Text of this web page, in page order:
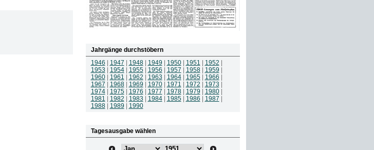
Jahrgänge durchstöbern
1946
1947 1948| 1949 1950| 1951 1952
1953
1954| 1955| 1956 1957 1958| 1959
1960| 1961 1962 1963 1964| 1965| 1966
1967
1968| 1969 1970| 1971 1972 1973
1974| 1975| 1976 1977 1978| 1979 1980|
1981
1982 1983 1984| 1985| 1986 1987
1988| 1989 1990
Tagesausgabe wählen